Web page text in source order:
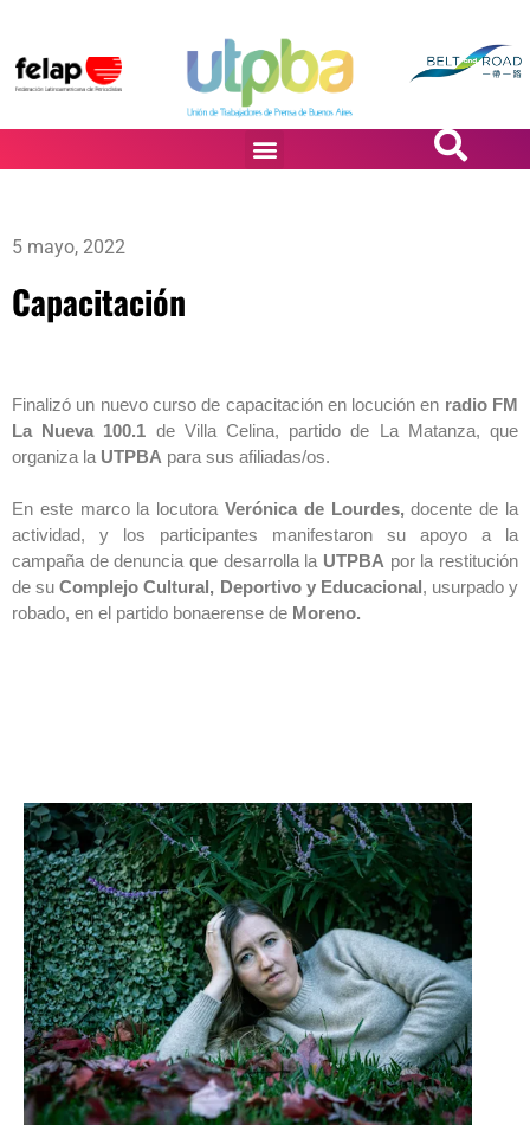
5 mayo, 2022
Capacitación
Finalizó un nuevo curso de capacitación en locución en radio FM
La Nueva 100.1 de Villa Celina, partido de La Matanza, que
organiza la UTPBA para sus afiliadas/os.
En este marco la locutora Verónica de Lourdes,docente de la
actividad, y los participantes manifestaron su apoyo a la
campaña de denuncia que desarrolla la UTPBA por la restitución
de su Complejo Cultural, Deportivo y Educacional, usurpado y
robado, en el partido bonaerense de Moreno.